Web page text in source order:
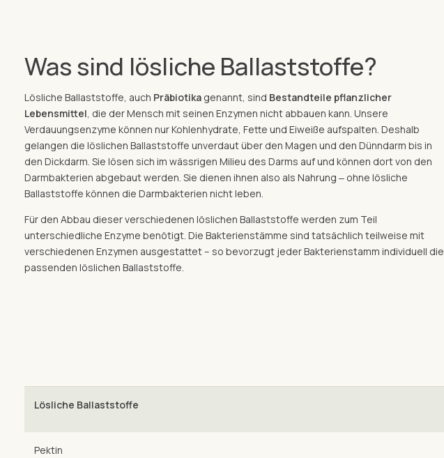
Was sind lösliche Ballaststoffe?
Lösliche Ballaststoffe, auch Präbiotika genannt, sind Bestandteile pflanzlicher
Lebensmittel, die der Mensch mit seinen Enzymen nicht abbauen kann. Unsere
Verdauungsenzyme können nur Kohlenhydrate, Fette und Eiweiße aufspalten. Deshalb
gelangen die löslichen Ballaststoffe unverdaut über den Magen und den Dünndarm bis in
den Dickdarm. Sie lösen sich im wässrigen Milieu des Darms auf und können dort von den
Darmbakterien abgebaut werden. Sie dienen ihnen also als Nahrung ‒ ohne lösliche
Ballaststoffe können die Darmbakterien nicht leben.
Für den Abbau dieser verschiedenen löslichen Ballaststoffe werden zum Teil
unterschiedliche Enzyme benötigt. Die Bakterienstämme sind tatsächlich teilweise mit
verschiedenen Enzymen ausgestattet – so bevorzugt jeder Bakterienstamm individuell die
passenden löslichen Ballaststoffe.
Lösliche Ballaststoffe
Pektin